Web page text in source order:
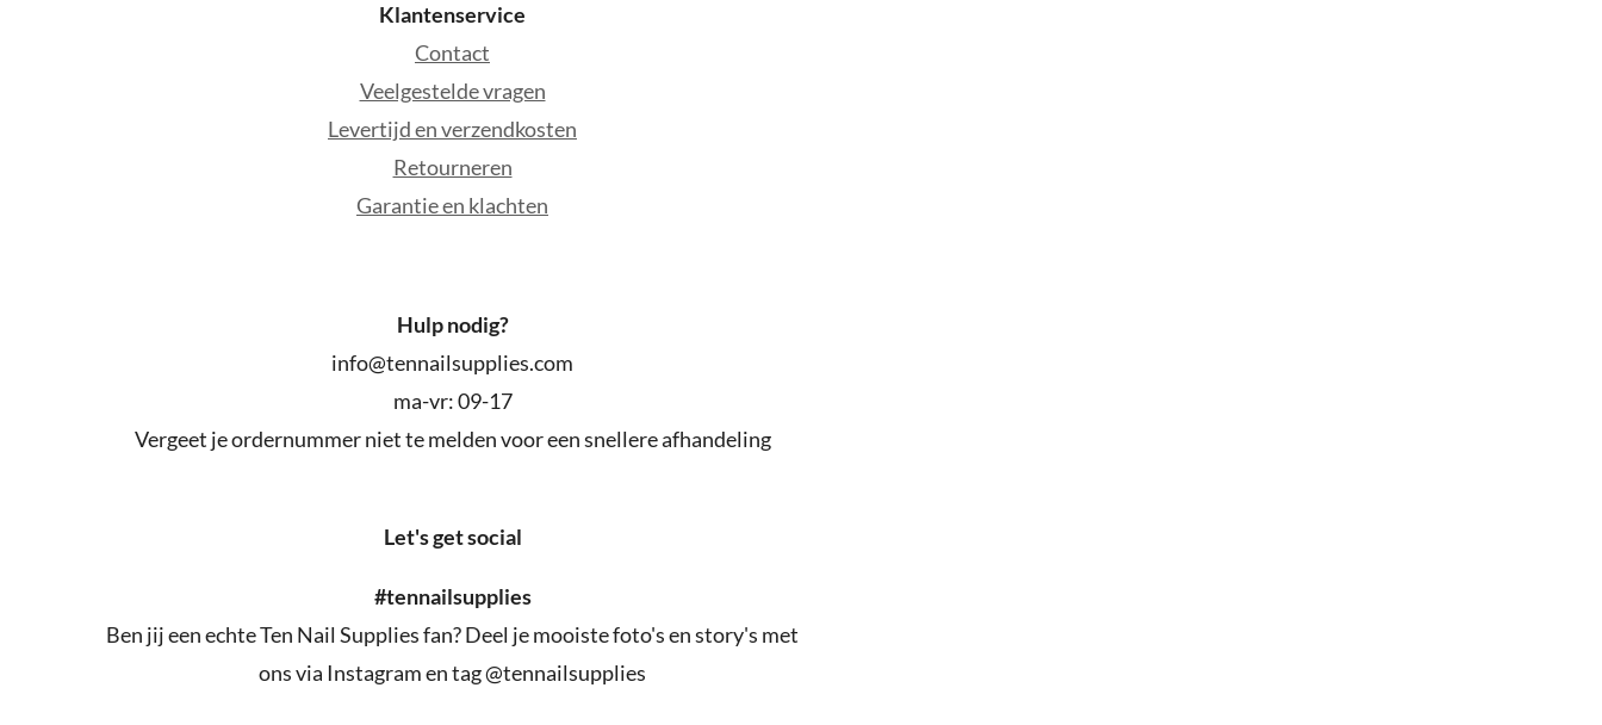
Klantenservice
Contact
Veelgestelde vragen
Levertijd en verzendkosten
Retourneren
Garantie en klachten
Hulp nodig?
info@tennailsupplies.com
ma-vr: 09-17
Vergeet je ordernummer niet te melden voor een snellere afhandeling
Let's get social
#tennailsupplies
Ben jij een echte Ten Nail Supplies fan? Deel je mooiste foto's en story's met
ons via Instagram en tag @tennailsupplies